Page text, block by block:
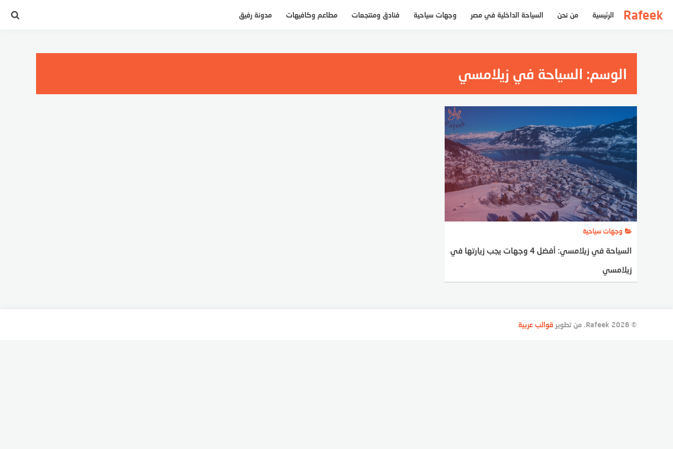
إلىRafeek الرئيسية من نحن السياحة الداخلية في مصر وجهات سياحية فنادق ومنتجعات مطاعم وكافيهات مدونة رفيق
الوسم: السياحة في زيلامسي
وجهات سياحية
السياحة في زيلامسي: أفضل 4 وجهات يجب زيارتها في
زيلامسي
© 2026 Rafeek. من تطوير قوالب عربية